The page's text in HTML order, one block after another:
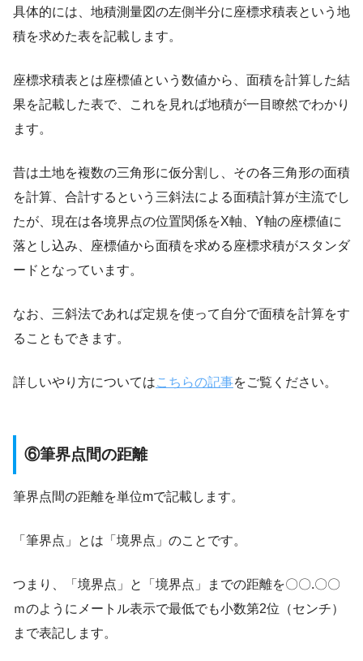
具体的には、地積測量図の左側半分に座標求積表という地
積を求めた表を記載します。
座標求積表とは座標値という数値から、面積を計算した結
果を記載した表で、これを見れば地積が一目瞭然でわかり
ます。
昔は土地を複数の三角形に仮分割し、その各三角形の面積
を計算、合計するという三斜法による面積計算が主流でし
たが、現在は各境界点の位置関係をX軸、Y軸の座標値に
落とし込み、座標値から面積を求める座標求積がスタンダ
ードとなっています。
なお、三斜法であれば定規を使って自分で面積を計算をす
ることもできます。
詳しいやり方についてはこちらの記事をご覧ください。
⑥筆界点間の距離
筆界点間の距離を単位mで記載します。
「筆界点」とは「境界点」のことです。
つまり、「境界点」と「境界点」までの距離を〇〇.〇〇
ｍのようにメートル表示で最低でも小数第2位（センチ）
まで表記します。